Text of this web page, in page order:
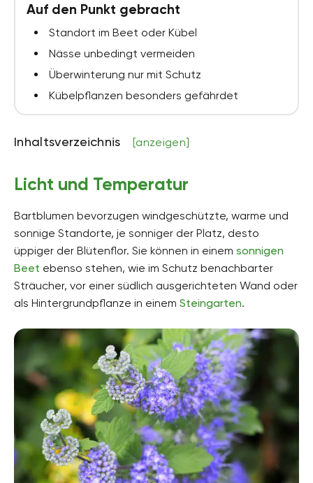
Auf den Punkt gebracht
Standort im Beet oder Kübel
Nässe unbedingt vermeiden
Überwinterung nur mit Schutz
Kübelpflanzen besonders gefährdet
Inhaltsverzeichnis [anzeigen]
Licht und Temperatur
Bartblumen bevorzugen windgeschützte, warme und
sonnige Standorte, je sonniger der Platz, desto
üppiger der Blütenflor. Sie können in einem sonnigen
Beet ebenso stehen, wie im Schutz benachbarter
Sträucher, vor einer südlich ausgerichteten Wand oder
als Hintergrundpflanze in einem Steingarten.